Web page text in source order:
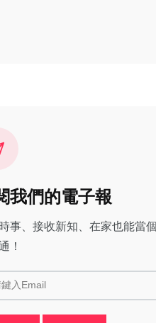
我們的電子報
事、接收新知、在家也能當個
！
入Email